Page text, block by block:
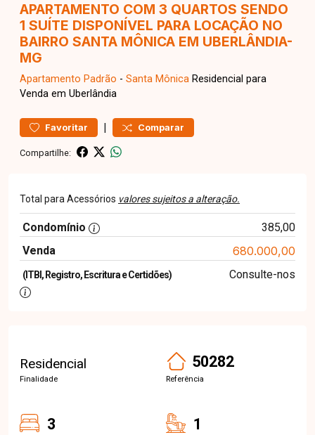
APARTAMENTO COM 3 QUARTOS SENDO
1 SUÍTE DISPONÍVEL PARA LOCAÇÃO NO
BAIRRO SANTA MÔNICA EM UBERLÂNDIA-
MG
Apartamento Padrão - Santa Mônica Residencial para
Venda em Uberlândia
Favoritar | Comparar
Compartilhe:
Total para Acessórios valores sujeitos a alteração.
Condomínio
385,00
Venda
680.000,00
(ITBI, Registro, Escritura e Certidões) Consulte-nos
Residencial
Finalidade
50282
Referência
3 1